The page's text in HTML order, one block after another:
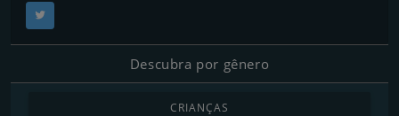
Descubra por gênero
CRIANÇAS